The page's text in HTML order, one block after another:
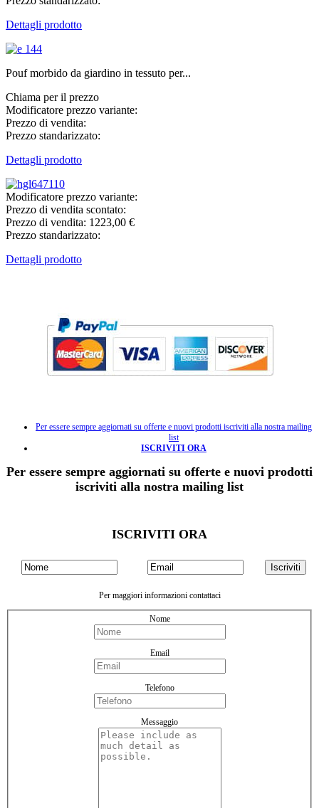
Dettagli prodotto
Pouf morbido da giardino in tessuto per...
Chiama per il prezzo
Modificatore prezzo variante:
Prezzo di vendita:
Prezzo standarizzato:
Dettagli prodotto
Modificatore prezzo variante:
Prezzo di vendita scontato:
Prezzo di vendita: 1223,00 €
Prezzo standarizzato:
Dettagli prodotto
Per essere sempre aggiornati su offerte e nuovi prodotti iscriviti alla nostra mailing
list
ISCRIVITI ORA
Per essere sempre aggiornati su offerte e nuovi prodotti
iscriviti alla nostra mailing list
ISCRIVITI ORA
Per maggiori informazioni contattaci
Nome
Email
Telefono
Messaggio